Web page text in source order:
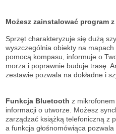
Możesz zainstalować program z
Sprzęt charakteryzuje się dużą
wyszczególnia obiekty na
pomocą kompasu, informuje o
morza i poprawnie buduje trasę.
zestawie pozwala na dokładne i
Funkcja Bluetooth z
informacji o utworze. Możesz
zarządzać książką telefoniczną z
a funkcja głośnomówiąca